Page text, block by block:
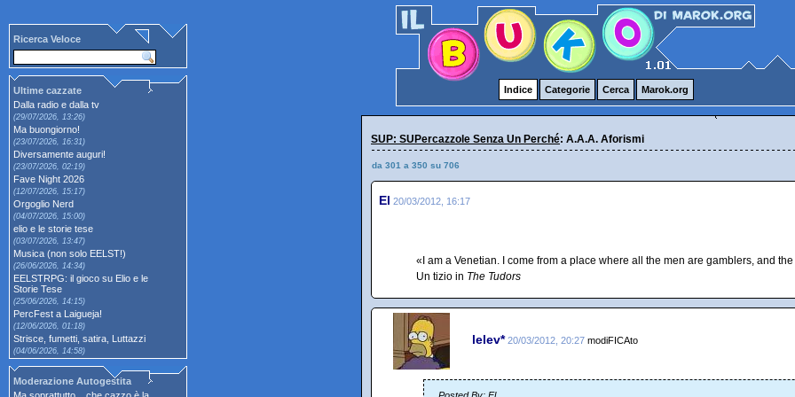
Indice Categorie Cerca Marok.org
Ricerca Veloce
Ultime cazzate
Dalla radio e dalla tv
(29/07/2026, 13:26)
Ma buongiorno!
(23/07/2026, 16:31)
Diversamente auguri!
(23/07/2026, 02:19)
Fave Night 2026
(12/07/2026, 15:17)
Orgoglio Nerd
(04/07/2026, 15:00)
elio e le storie tese
(03/07/2026, 13:47)
Musica (non solo EELST!)
(26/06/2026, 14:34)
EELSTRPG: il gioco su Elio e le
Storie Tese
(25/06/2026, 14:15)
PercFest a Laigueja!
(12/06/2026, 01:18)
Strisce, fumetti, satira, Luttazzi
(04/06/2026, 14:58)
Moderazione Autogestita
SUP: SUPercazzole Senza Un Perché: A.A.A. Aforismi
da 301 a 350 su 706
El 20/03/2012, 16:17
«I am a Venetian. I come from a place where all the men are gamblers, and
Un tizio in The Tudors
lelev* 20/03/2012, 20:27 modiFICAto